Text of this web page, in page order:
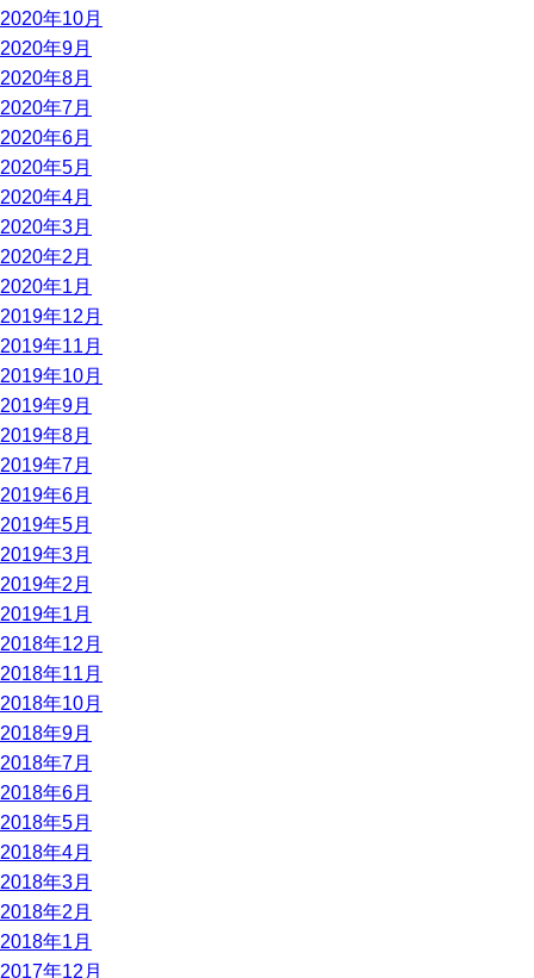
2020年10月
2020年9月
2020年8月
2020年7月
2020年6月
2020年5月
2020年4月
2020年3月
2020年2月
2020年1月
2019年12月
2019年11月
2019年10月
2019年9月
2019年8月
2019年7月
2019年6月
2019年5月
2019年3月
2019年2月
2019年1月
2018年12月
2018年11月
2018年10月
2018年9月
2018年7月
2018年6月
2018年5月
2018年4月
2018年3月
2018年2月
2018年1月
2017年12月